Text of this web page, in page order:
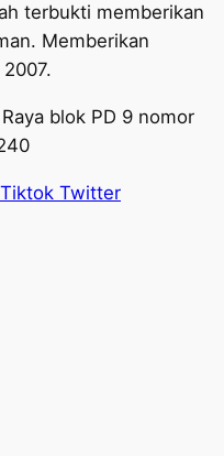
terbukti memberikan
Memberikan
blok PD 9 nomor
Tiktok Twitter